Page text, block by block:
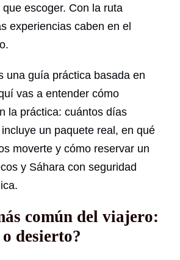
escoger. Con la ruta
experiencias caben en el
una guía práctica basada en
vas a entender cómo
la práctica: cuántos días
un paquete real, en qué
moverte y cómo reservar un
y Sáhara con seguridad
común del viajero:
desierto?